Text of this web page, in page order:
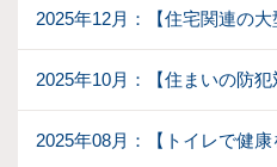
2025年12月：【住宅関連の大
2025年10月：【住まいの防犯
2025年08月：【トイレで健康